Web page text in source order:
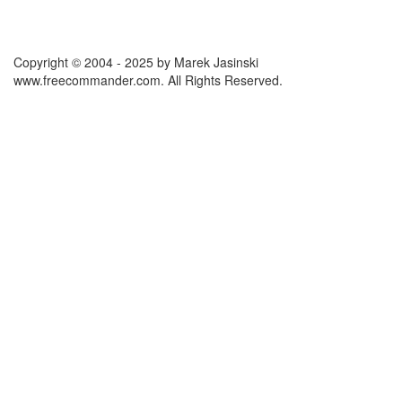
Copyright © 2004 - 2025 by Marek Jasinski
www.freecommander.com. All Rights Reserved.